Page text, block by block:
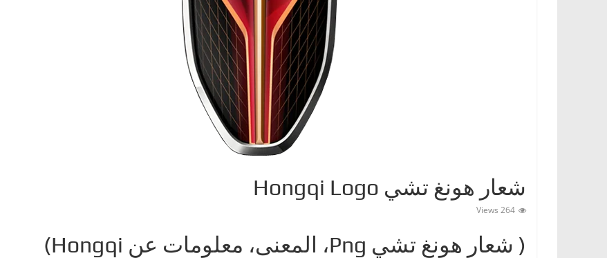
ا
ت
،
أ
ا
شعار هونغ تشي Hongqi Logo
264 Views
( شعار هونغ تشيPng ‎، المعنى، معلومات عن Hongqi)